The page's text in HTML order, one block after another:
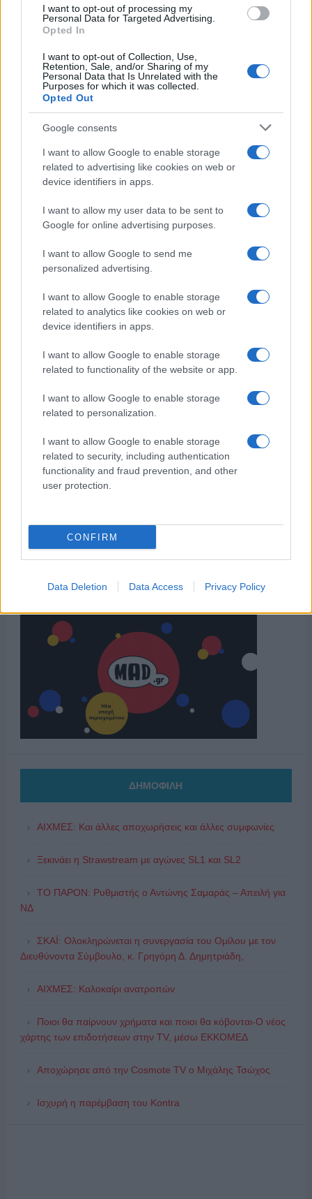
I want to opt-out of processing my
Personal Data for Targeted Advertising.
Opted In
I want to opt-out of Collection, Use,
Retention, Sale, and/or Sharing of my
Personal Data that Is Unrelated with the
Purposes for which it was collected.
Opted Out
Google consents
I want to allow Google to enable storage
related to advertising like cookies on web or
device identifiers in apps.
I want to allow my user data to be sent to
Google for online advertising purposes.
I want to allow Google to send me
personalized advertising.
I want to allow Google to enable storage
related to analytics like cookies on web or
device identifiers in apps.
I want to allow Google to enable storage
related to functionality of the website or app.
I want to allow Google to enable storage
related to personalization.
I want to allow Google to enable storage
related to security, including authentication
functionality and fraud prevention, and other
user protection.
CONFIRM
Data Deletion Data Access Privacy Policy
της Ζωής μας
Οι άνθρωποι, οι αυθεντικές ιστορίες,
το ελληνικό καλοκαίρι και ένας
πολιτισμός που μας ενώνει κάθε μέρα.
ΓΙΑ ΤΟ ΚΑΛΟΚΑΙΡΙ ΣΟΥ →
ΔΗΜΟΦΙΛΗ
ΑΙΧΜΕΣ: Και άλλες αποχωρήσεις και άλλες συμφωνίες
Ξεκινάει η Strawstream με αγώνες SL1 και SL2
ΤΟ ΠΑΡΟΝ: Ρυθμιστής ο Αντώνης Σαμαράς – Απειλή για
ΝΔ
ΣΚΑΪ: Ολοκληρώνεται η συνεργασία του Ομίλου με τον
Διευθύνοντα Σύμβουλο, κ. Γρηγόρη Δ. Δημητριάδη,
ΑΙΧΜΕΣ: Καλοκαίρι ανατροπών
Ποιοι θα παίρνουν χρήματα και ποιοι θα κόβονται-Ο νέος
χάρτης των επιδοτήσεων στην TV, μέσω ΕΚΚΟΜΕΔ
Αποχώρησε από την Cosmote TV o Μιχάλης Τσώχος
Ισχυρή η παρέμβαση του Kontra